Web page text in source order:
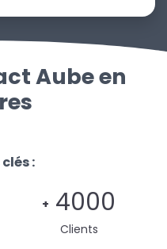
Aube en
:
+ 4000
Clients